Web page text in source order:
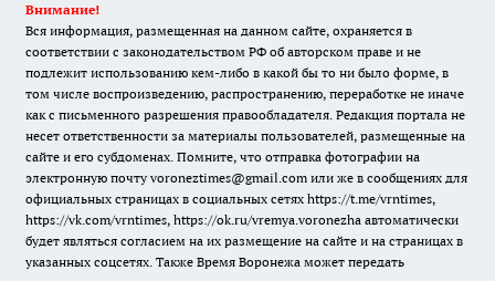
Внимание!
Вся информация, размещенная на данном сайте, охраняется в
соответствии с законодательством РФ об авторском праве и не
подлежит использованию кем-либо в какой бы то ни было форме, в
том числе воспроизведению, распространению, переработке не иначе
как с письменного разрешения правообладателя. Редакция портала не
несет ответственности за материалы пользователей, размещенные на
сайте и его субдоменах. Помните, что отправка фотографии на
электронную почту voroneztimes@gmail.com или же в сообщениях для
официальных страницах в социальных сетях https://t.me/vrntimes,
https://vk.com/vrntimes, https://ok.ru/vremya.voronezha автоматически
будет являться согласием на их размещение на сайте и на страницах в
указанных соцсетях. Также Время Воронежа может передать